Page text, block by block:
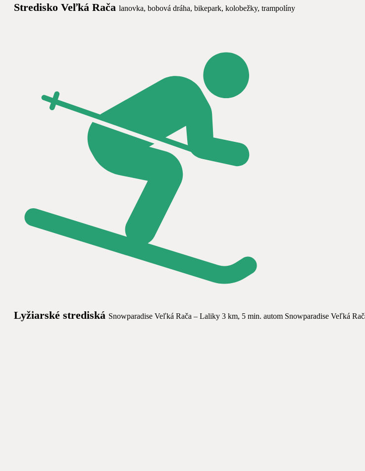
Stredisko Veľká Rača lanovka, bobová dráha, bikepark, kolobežky, trampolíny
Lyžiarské strediská Snowparadise Veľká Rača – Laliky 3 km, 5 min. autom Snowparadise Veľká